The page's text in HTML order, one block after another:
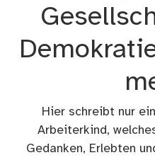
Hier schreibt nur
Arbeiterkind,
Gedanken, Erlebten